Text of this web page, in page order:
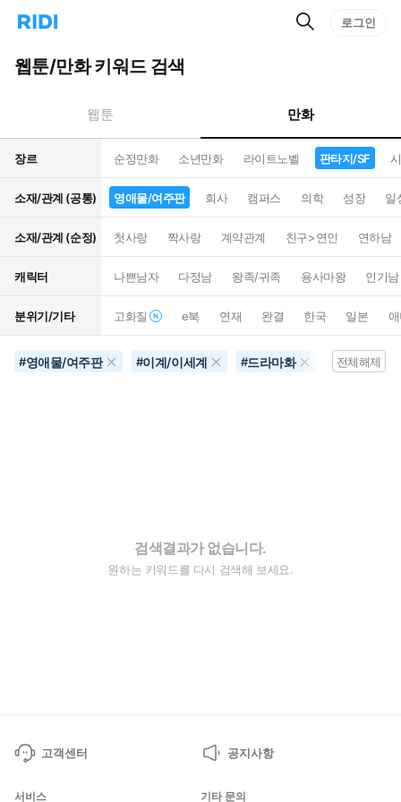
리
홈
으
턴
트
검
로그인
웹툰/만화 키워드 검색
웹툰 만화
장르 순정만화 소년만화 라이트노벨 판타지/SF
소재/관계 (공통) 영애물/여주판 회사 캠퍼스 의학 성장 일
소재/관계 (순정) 첫사랑 짝사랑 계약관계 친구>연인 연하남
캐릭터 나쁜남자 다정남 왕족/귀족 용사마왕 인기남
분위기/기타 고화질 e북 연재 완결 한국 일본
#영애물/여주판 #이계/이세계 #드라마화 판타지/SF
전체해제
검색결과가 없습니다.
원하는 키워드를 다시 검색해 보세요.
고객센터 공지사항
서비스 기타 문의